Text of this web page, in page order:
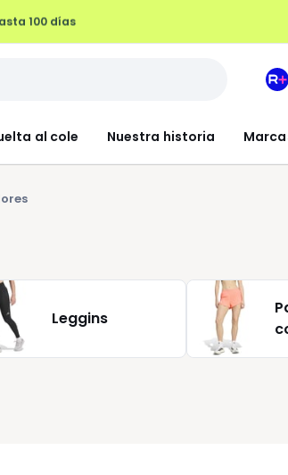
100 días
al cole Nuestra historia
Mi
Leggins